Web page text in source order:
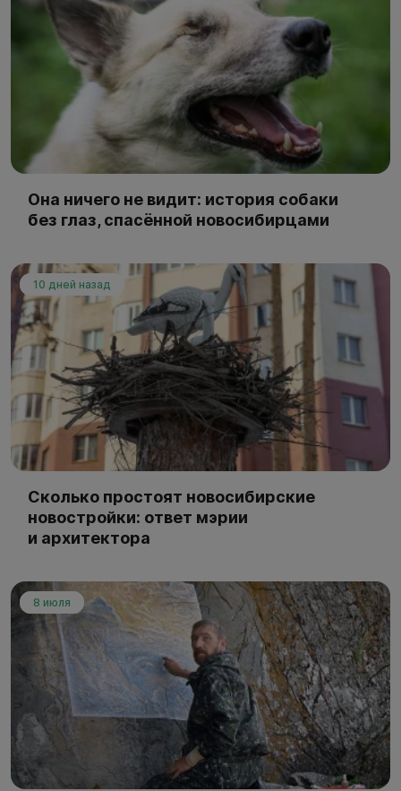
Она ничего не видит: история собаки
без глаз, спасённой новосибирцами
10 дней назад
Сколько простоят новосибирские
новостройки: ответ мэрии
и архитектора
8 июля